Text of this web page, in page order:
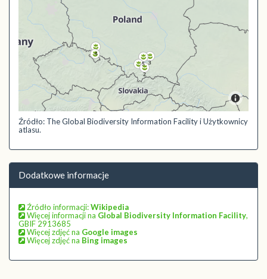
Źródło: The Global Biodiversity Information Facility i Użytkownicy
atlasu.
Dodatkowe informacje
Źródło informacji:Wikipedia
Więcej informacji na Global Biodiversity Information Facility,
GBIF 2913685
Więcej zdjęć na Google images
Więcej zdjęć na Bing images